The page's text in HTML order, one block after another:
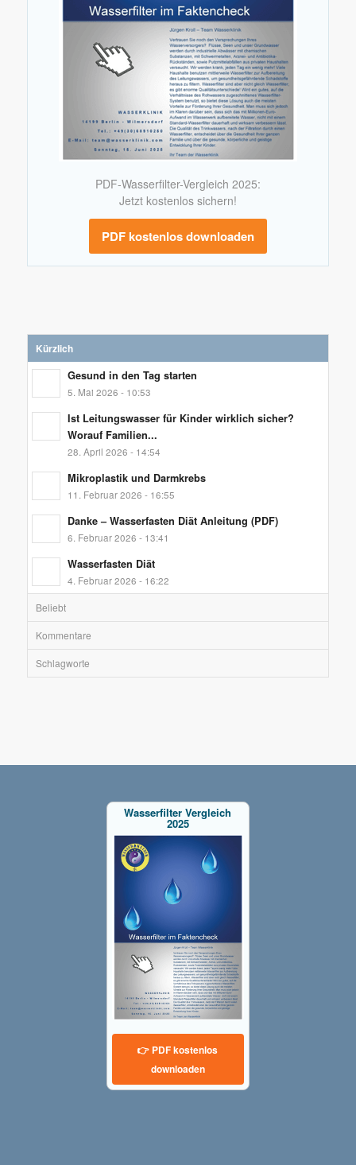
PDF-Wasserfilter-Vergleich 2025:
Jetzt kostenlos sichern!
PDF kostenlos downloaden
Kürzlich
Gesund in den Tag starten
5. Mai 2026 - 10:53
Ist Leitungswasser für Kinder wirklich sicher?
Worauf Familien...
28. April 2026 - 14:54
Mikroplastik und Darmkrebs
11. Februar 2026 - 16:55
Danke – Wasserfasten Diät Anleitung (PDF)
6. Februar 2026 - 13:41
Wasserfasten Diät
4. Februar 2026 - 16:22
Beliebt
Kommentare
Schlagworte
Wasserfilter Vergleich
2025
👉 PDF kostenlos
downloaden